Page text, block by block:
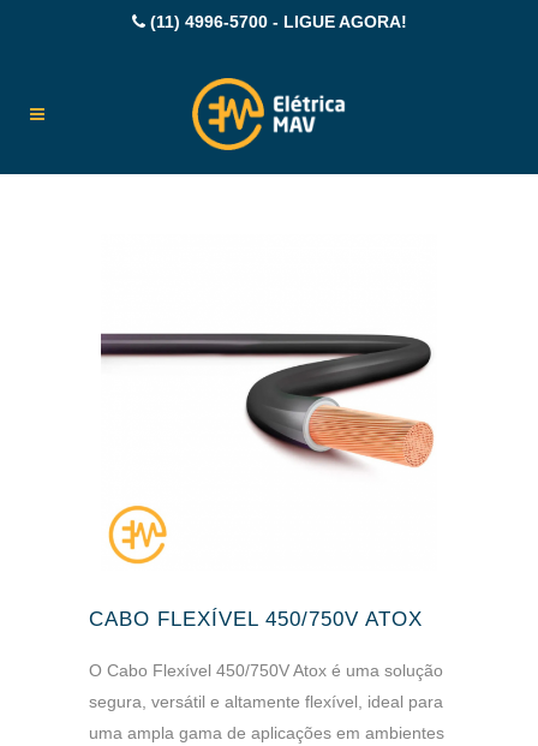
(11) 4996-5700 - LIGUE AGORA!
CABO FLEXÍVEL 450/750V ATOX
O Cabo Flexível 450/750V Atox é uma solução
segura, versátil e altamente flexível, ideal para
uma ampla gama de aplicações em ambientes